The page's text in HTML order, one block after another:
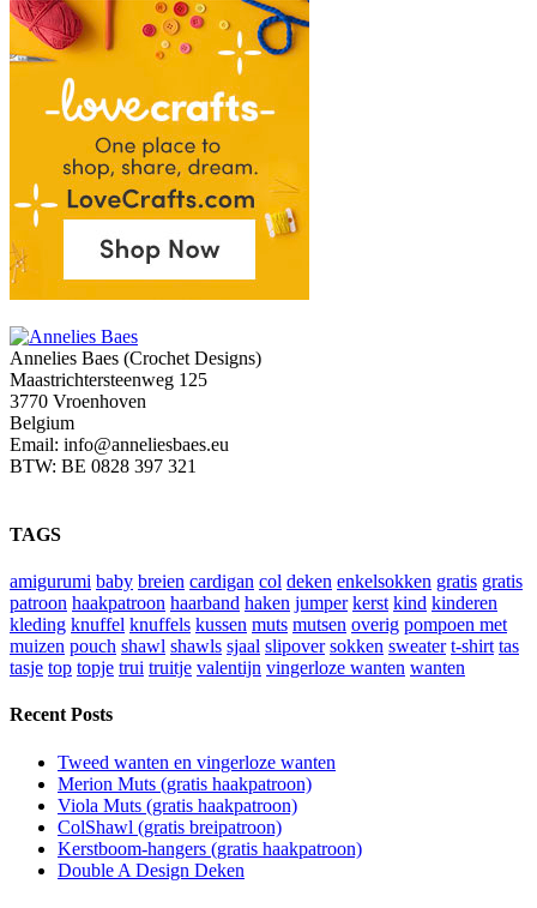
Annelies Baes (Crochet Designs)
Maastrichtersteenweg 125
3770 Vroenhoven
Belgium
Email: info@anneliesbaes.eu
BTW: BE 0828 397 321
TAGS
amigurumi baby breien cardigan col deken enkelsokken gratis gratis
patroon haakpatroon haarband haken jumper kerst kind kinderen
kleding knuffel knuffels kussen muts mutsen overig pompoen met
muizen pouch shawl shawls sjaal slipover sokken sweater t-shirt tas
tasje top topje trui truitje valentijn vingerloze wanten wanten
Recent Posts
Tweed wanten en vingerloze wanten
Merion Muts (gratis haakpatroon)
Viola Muts (gratis haakpatroon)
ColShawl (gratis breipatroon)
Kerstboom-hangers (gratis haakpatroon)
Double A Design Deken